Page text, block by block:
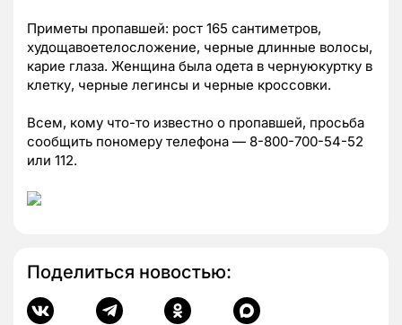
Приметы пропавшей: рост 165 сантиметров,
худощавоетелосложение, черные длинные волосы,
карие глаза. Женщина была одета в чернуюкуртку в
клетку, черные легинсы и черные кроссовки.
Всем, кому что-то известно о пропавшей, просьба
сообщить пономеру телефона — 8-800-700-54-52
или 112.
Поделиться новостью: